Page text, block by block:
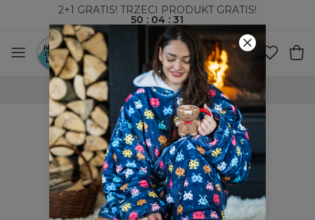
2+1 GRATIS! TRZECI PRODUKT GRATIS!
50 : 04: 31
100-DNIOWE PRAWO ZWROTU